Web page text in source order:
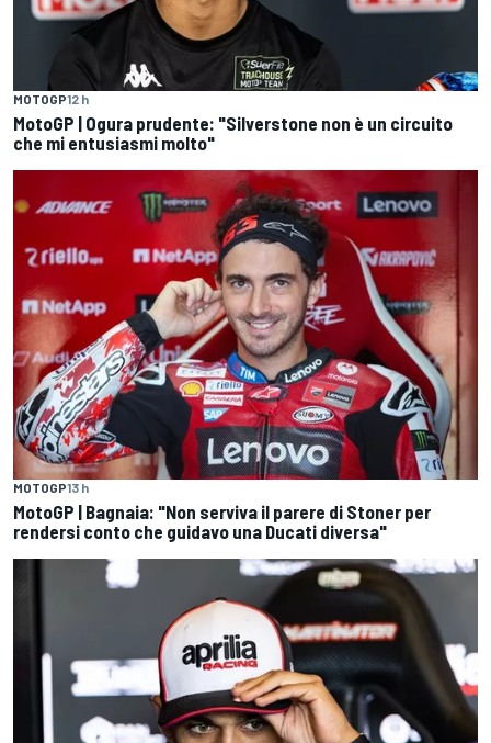
MOTOGP12 h
MotoGP | Ogura prudente: "Silverstone non è un circuito
che mi entusiasmi molto"
MOTOGP13 h
MotoGP | Bagnaia: "Non serviva il parere di Stoner per
rendersi conto che guidavo una Ducati diversa"